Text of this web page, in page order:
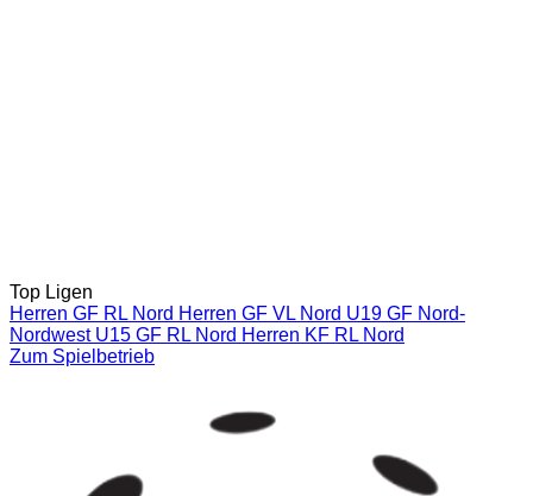
Top Ligen
Herren GF RL Nord Herren GF VL Nord U19 GF Nord-
Nordwest U15 GF RL Nord Herren KF RL Nord
Zum Spielbetrieb